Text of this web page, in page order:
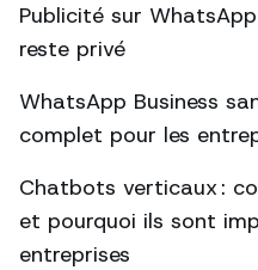
Publicité sur
reste privé
WhatsApp Business
complet pour les
Chatbots verticaux :
et pourquoi ils sont
entreprises